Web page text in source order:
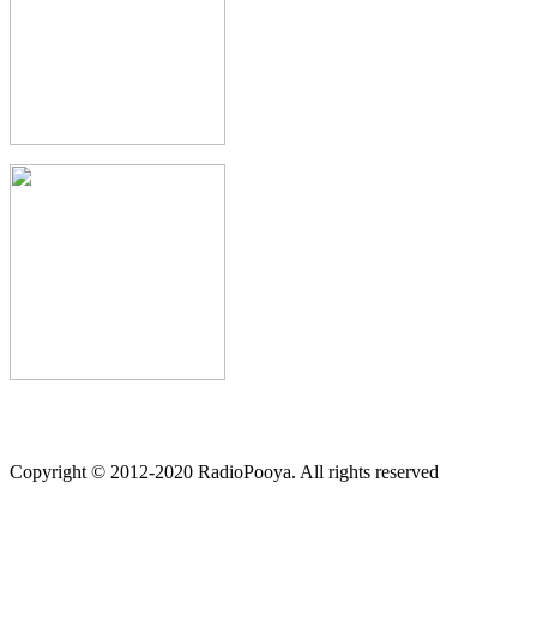
Copyright © 2012-2020 RadioPooya. All rights reserved